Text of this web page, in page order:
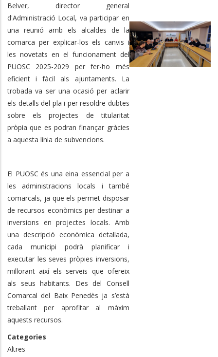
Belver, director general
d'Administració Local, va participar en
una reunió amb els alcaldes de la
comarca per explicar-los els canvis i
les novetats en el funcionament del
PUOSC 2025-2029 per fer-ho més
eficient i fàcil als ajuntaments. La
trobada va ser una ocasió per aclarir
els detalls del pla i per resoldre dubtes
sobre els projectes de titularitat
pròpia que es podran finançar gràcies
a aquesta línia de subvencions.
El PUOSC és una eina essencial per a
les administracions locals i també
comarcals, ja que els permet disposar
de recursos econòmics per destinar a
inversions en projectes locals. Amb
una descripció econòmica detallada,
cada municipi podrà planificar i
executar les seves pròpies inversions,
millorant així els serveis que ofereix
als seus habitants. Des del Consell
Comarcal del Baix Penedès ja s’està
treballant per aprofitar al màxim
aquests recursos.
Categories
Altres